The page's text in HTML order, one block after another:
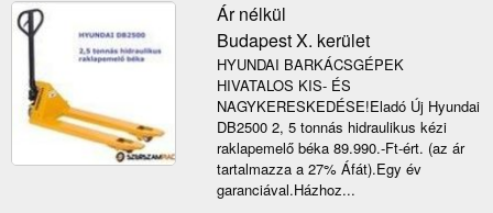
Ár nélkül
Budapest X. kerület
HYUNDAI BARKÁCSGÉPEK
HIVATALOS KIS- ÉS
NAGYKERESKEDÉSE!Eladó Új Hyundai
DB2500 2, 5 tonnás hidraulikus kézi
raklapemelő béka 89.990.-Ft-ért. (az ár
tartalmazza a 27% Áfát).Egy év
garanciával.Házhoz...